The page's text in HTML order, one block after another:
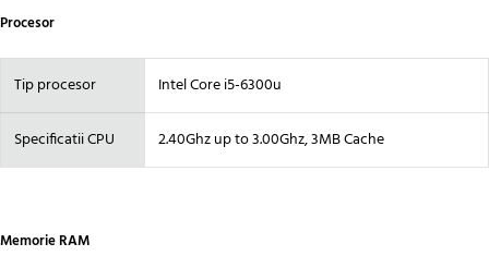
Procesor
Tip procesor Intel Core i5-6300u
Specificatii CPU 2.40Ghz up to 3.00Ghz, 3MB Cache
Memorie RAM